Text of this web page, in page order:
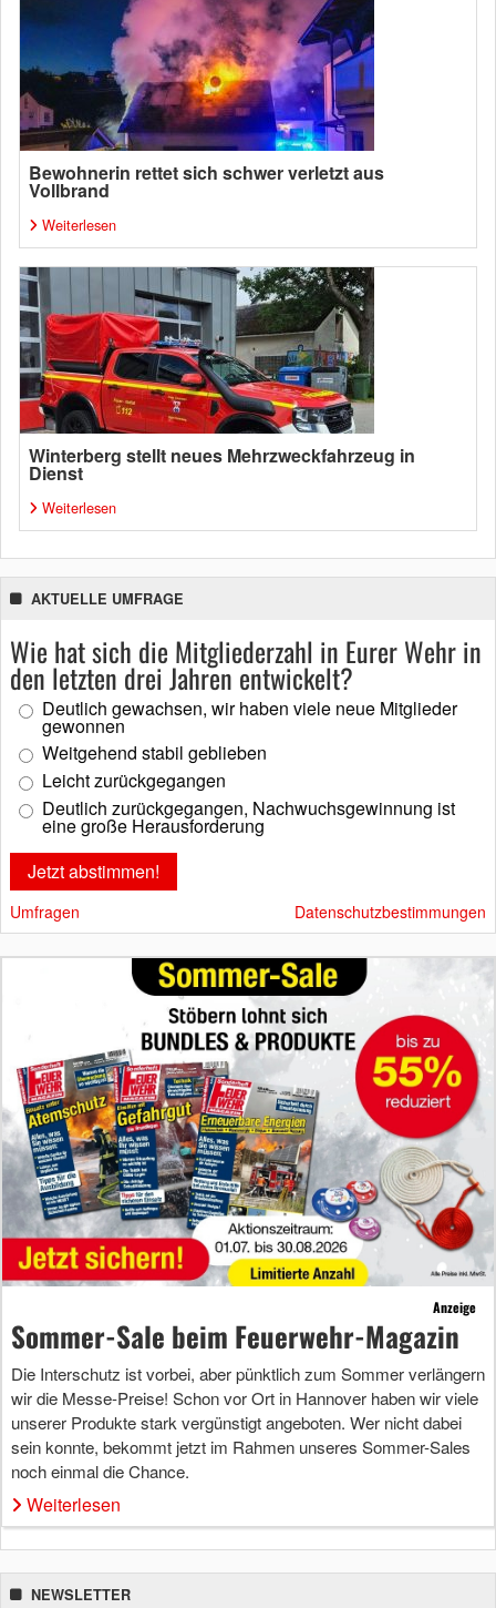
Bewohnerin rettet sich schwer verletzt aus
Vollbrand
Weiterlesen
Winterberg stellt neues Mehrzweckfahrzeug in
Dienst
Weiterlesen
AKTUELLE UMFRAGE
Wie hat sich die Mitgliederzahl in Eurer Wehr in
den letzten drei Jahren entwickelt?
Deutlich gewachsen, wir haben viele neue Mitglieder
gewonnen
Weitgehend stabil geblieben
Leicht zurückgegangen
Deutlich zurückgegangen, Nachwuchsgewinnung ist
eine große Herausforderung
Umfragen Datenschutzbestimmungen
Anzeige
Sommer-Sale beim Feuerwehr-Magazin
Die Interschutz ist vorbei, aber pünktlich zum Sommer verlängern
wir die Messe-Preise! Schon vor Ort in Hannover haben wir viele
unserer Produkte stark vergünstigt angeboten. Wer nicht dabei
sein konnte, bekommt jetzt im Rahmen unseres Sommer-Sales
noch einmal die Chance.
Weiterlesen
NEWSLETTER